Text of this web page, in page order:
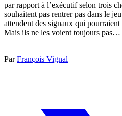
par rapport à l’exécutif selon trois
souhaitent pas rentrer pas dans le
attendent des signaux qui pourraient
Mais ils ne les voient toujours pas…
ParFrançois Vignal